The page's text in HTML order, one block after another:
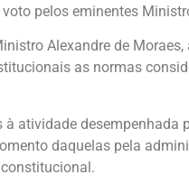
pelos eminentes
Alexandre de
as normas
atividade
daquelas pela